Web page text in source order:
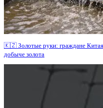
🇰🇿 Золотые руки: граждане Китая
добыче золота